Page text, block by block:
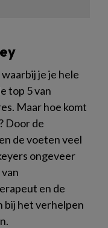
je je hele
top 5 van
Maar hoe komt
Door de
de voeten veel
ongeveer
en de
bij het verhelpen